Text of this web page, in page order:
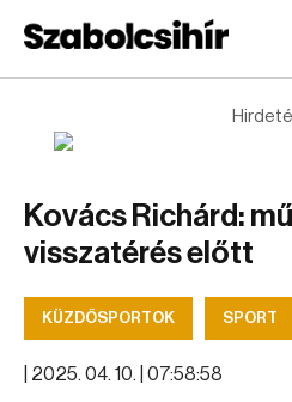
Kovács Richárd:
visszatérés előtt
KÜZDŐSPORTOK SPORT
2025. 04. 10. | 07:58:58